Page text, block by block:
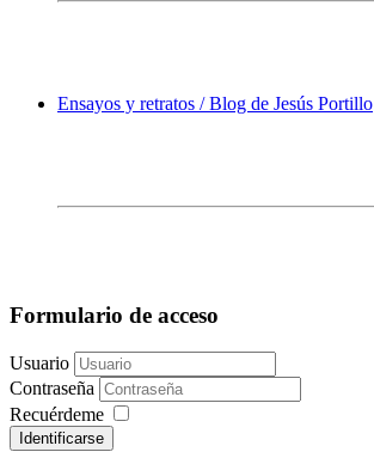
Ensayos y retratos / Blog de Jesús Portillo
Formulario de acceso
Usuario
Contraseña
Recuérdeme
Identificarse